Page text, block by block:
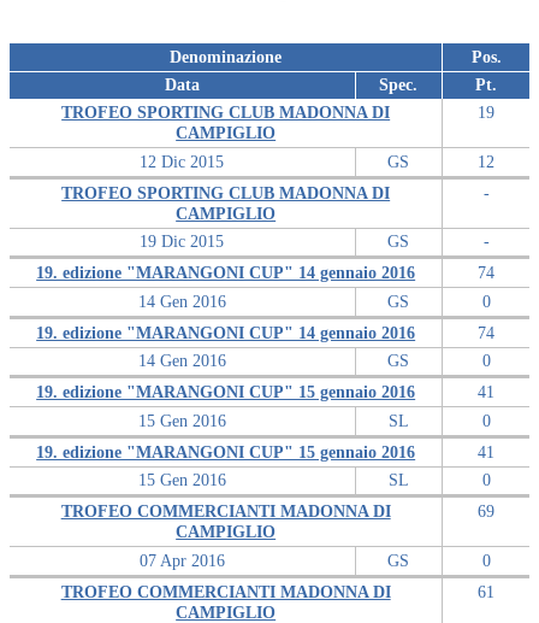
Data
Denominazione
Spec.
Pos.
Pt.
12 Dic 2015
TROFEO SPORTING CLUB MADONNA DI
CAMPIGLIO
GS
19
12
19 Dic 2015
TROFEO SPORTING CLUB MADONNA DI
CAMPIGLIO
GS
-
-
14 Gen 2016
19. edizione "MARANGONI CUP" 14 gennaio 2016
GS
74
0
14 Gen 2016
19. edizione "MARANGONI CUP" 14 gennaio 2016
GS
74
0
15 Gen 2016
19. edizione "MARANGONI CUP" 15 gennaio 2016
SL
41
0
15 Gen 2016
19. edizione "MARANGONI CUP" 15 gennaio 2016
SL
41
0
07 Apr 2016
TROFEO COMMERCIANTI MADONNA DI
CAMPIGLIO
GS
69
0
TROFEO COMMERCIANTI MADONNA DI
CAMPIGLIO
61